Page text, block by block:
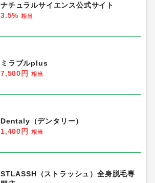
ナチュラルサイエンス公式サイト
3.5% 相当
ミラブルplus
7,500円
相当
Dentaly（デンタリー）
1,400円
相当
STLASSH（ストラッシュ）全身脱毛専